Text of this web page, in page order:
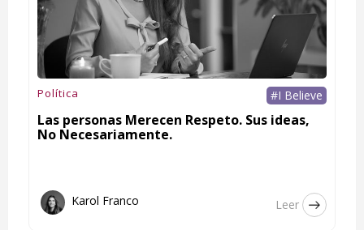
Política #I Believe
Las personas Merecen Respeto. Sus ideas,
No Necesariamente.
Karol Franco Leer